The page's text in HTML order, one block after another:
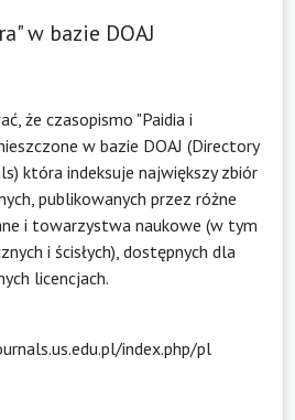
w bazie DOAJ
że czasopismo "Paidia i
w bazie DOAJ (Directory
która indeksuje największy zbiór
publikowanych przez różne
i towarzystwa naukowe (w tym
i ścisłych), dostępnych dla
licencjach.
index.php/pl